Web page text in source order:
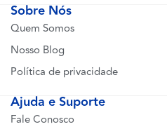
Sobre Nós
Quem Somos
Nosso Blog
Política de privacidade
Ajuda e Suporte
Fale Conosco